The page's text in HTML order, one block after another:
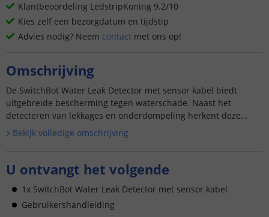
Klantbeoordeling LedstripKoning 9.2/10
Kies zelf een bezorgdatum en tijdstip
Advies nodig? Neem contact met ons op!
Omschrijving
De SwitchBot Water Leak Detector met sensor kabel biedt
uitgebreide bescherming tegen waterschade. Naast het
detecteren van lekkages en onderdompeling herkent deze
versie ook stijgende waterniveaus, ideaal voor ruimtes met
risico op over...
Bekijk volledige omschrijving
U ontvangt het volgende
1x SwitchBot Water Leak Detector met sensor kabel
Gebruikershandleiding